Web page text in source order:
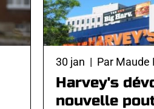
30 jan | Par Maude
Harvey's
nouvelle